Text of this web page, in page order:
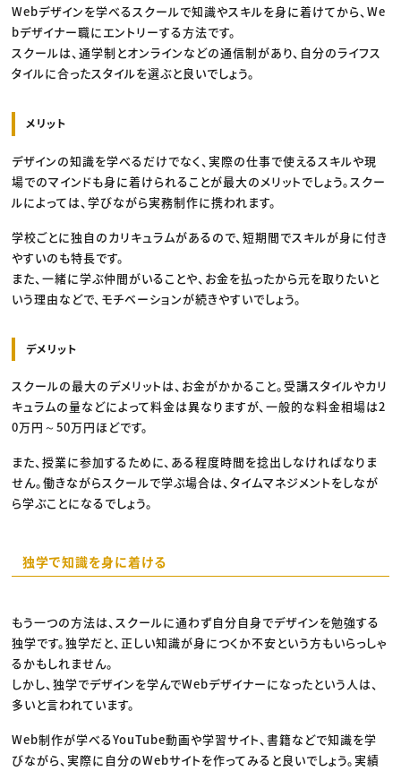
Webデザインを学べるスクールで知識やスキルを身に着けてから、We
bデザイナー職にエントリーする方法です。
スクールは、通学制とオンラインなどの通信制があり、自分のライフス
タイルに合ったスタイルを選ぶと良いでしょう。
メリット
デザインの知識を学べるだけでなく、実際の仕事で使えるスキルや現
場でのマインドも身に着けられることが最大のメリットでしょう。スクー
ルによっては、学びながら実務制作に携われます。
学校ごとに独自のカリキュラムがあるので、短期間でスキルが身に付き
やすいのも特長です。
また、一緒に学ぶ仲間がいることや、お金を払ったから元を取りたいと
いう理由などで、モチベーションが続きやすいでしょう。
デメリット
スクールの最大のデメリットは、お金がかかること。受講スタイルやカリ
キュラムの量などによって料金は異なりますが、一般的な料金相場は2
0万円～50万円ほどです。
また、授業に参加するために、ある程度時間を捻出しなければなりま
せん。働きながらスクールで学ぶ場合は、タイムマネジメントをしなが
ら学ぶことになるでしょう。
独学で知識を身に着ける
もう一つの方法は、スクールに通わず自分自身でデザインを勉強する
独学です。独学だと、正しい知識が身につくか不安という方もいらっしゃ
るかもしれません。
しかし、独学でデザインを学んでWebデザイナーになったという人は、
多いと言われています。
Web制作が学べるYouTube動画や学習サイト、書籍などで知識を学
びながら、実際に自分のWebサイトを作ってみると良いでしょう。実績